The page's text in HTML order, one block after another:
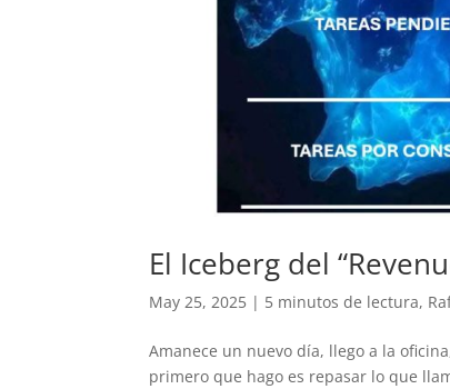
El Iceberg del
May 25, 2025 | 5 minutos de lectura,
Amanece un nuevo día, llego a la
primero que hago es repasar lo que